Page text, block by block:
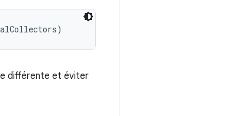
différente et éviter